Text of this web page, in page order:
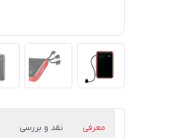
معرفی نقد و بررسی